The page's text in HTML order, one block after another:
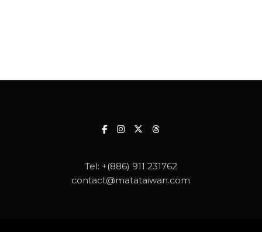
Tel: +(886) 911 231762
contact@matataiwan.com